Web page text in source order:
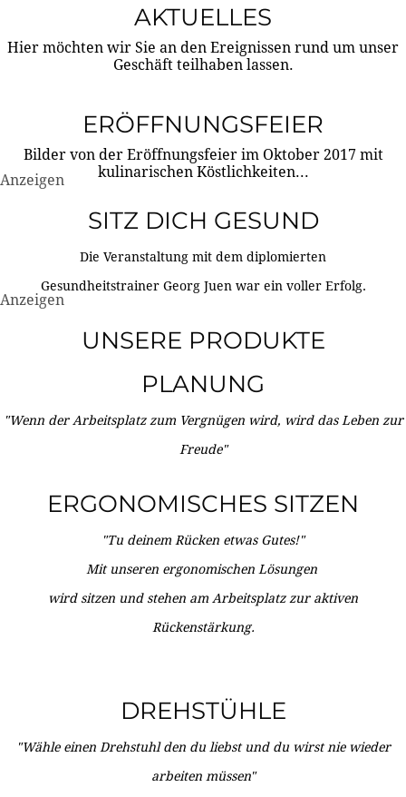
AKTUELLES
Hier möchten wir Sie an den Ereignissen rund um unser
Geschäft teilhaben lassen.
ERÖFFNUNGSFEIER
Bilder von der Eröffnungsfeier im Oktober 2017 mit
kulinarischen Köstlichkeiten...
Anzeigen
SITZ DICH GESUND
Die Veranstaltung mit dem diplomierten
Gesundheitstrainer Georg Juen war ein voller Erfolg.
Anzeigen
UNSERE PRODUKTE
PLANUNG
"Wenn der Arbeitsplatz zum Vergnügen wird, wird das Leben zur
Freude"
ERGONOMISCHES SITZEN
"Tu deinem Rücken etwas Gutes!"
Mit unseren ergonomischen Lösungen
wird sitzen und stehen am Arbeitsplatz zur aktiven
Rückenstärkung.
DREHSTÜHLE
"Wähle einen Drehstuhl den du liebst und du wirst nie wieder
arbeiten müssen"